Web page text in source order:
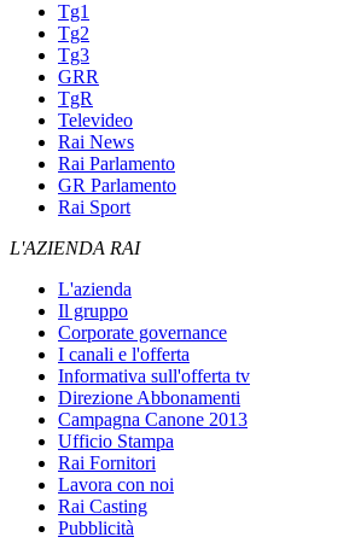
Tg1
Tg2
Tg3
GRR
TgR
Televideo
Rai News
Rai Parlamento
GR Parlamento
Rai Sport
L'AZIENDA RAI
L'azienda
Il gruppo
Corporate governance
I canali e l'offerta
Informativa sull'offerta tv
Direzione Abbonamenti
Campagna Canone 2013
Ufficio Stampa
Rai Fornitori
Lavora con noi
Rai Casting
Pubblicità